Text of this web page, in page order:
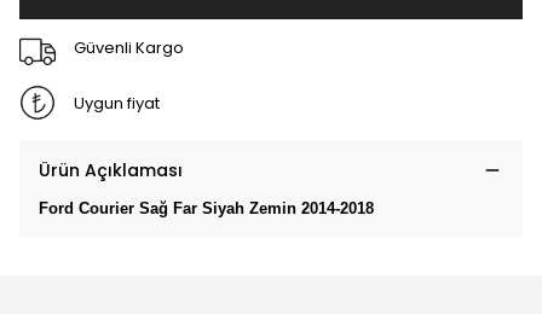
Güvenli Kargo
Uygun fiyat
Ürün Açıklaması
Ford Courier Sağ Far Siyah Zemin 2014-2018